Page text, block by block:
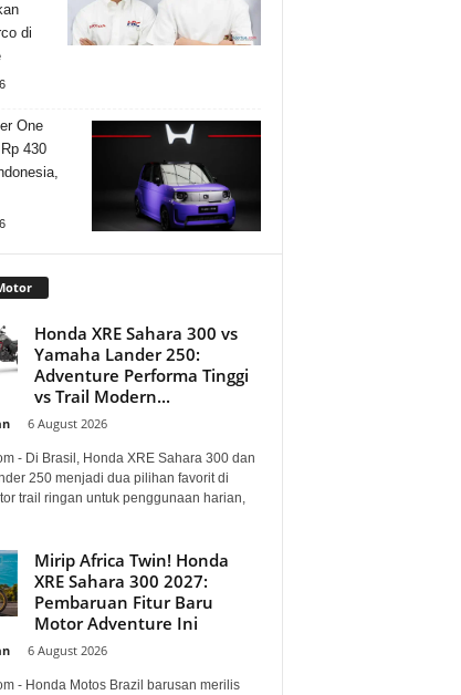
di
One
430
Honda XRE Sahara 300 vs
Yamaha Lander 250:
Adventure Performa Tinggi
vs Trail Modern...
6 August 2026
- Di Brasil, Honda XRE Sahara 300 dan
250 menjadi dua pilihan favorit di
trail ringan untuk penggunaan harian,
Mirip Africa Twin! Honda
XRE Sahara 300 2027:
Pembaruan Fitur Baru
Motor Adventure Ini
6 August 2026
- Honda Motos Brazil barusan merilis